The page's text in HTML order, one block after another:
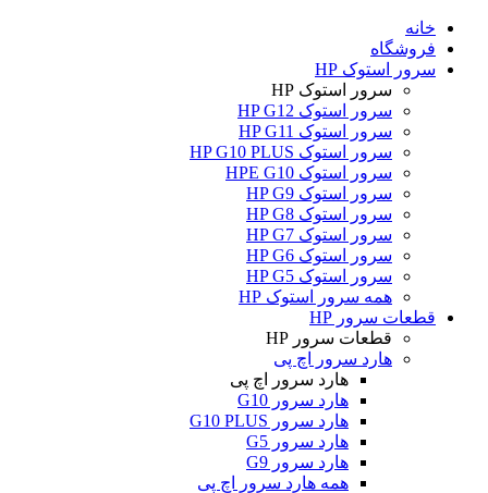
خانه
فروشگاه
سرور استوک HP
سرور استوک HP
سرور استوک HP G12
سرور استوک HP G11
سرور استوک HP G10 PLUS
سرور استوک HPE G10
سرور استوک HP G9
سرور استوک HP G8
سرور استوک HP G7
سرور استوک HP G6
سرور استوک HP G5
همه سرور استوک HP
قطعات سرور HP
قطعات سرور HP
هارد سرور اچ پی
هارد سرور اچ پی
هارد سرور G10
هارد سرور G10 PLUS
هارد سرور G5
هارد سرور G9
همه هارد سرور اچ پی